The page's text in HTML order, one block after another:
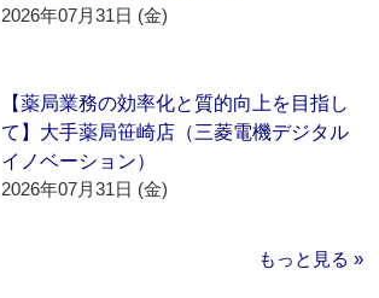
2026年07月31日 (金)
【薬局業務の効率化と質的向上を目指し
て】大手薬局笹崎店（三菱電機デジタル
イノベーション）
2026年07月31日 (金)
もっと見る »